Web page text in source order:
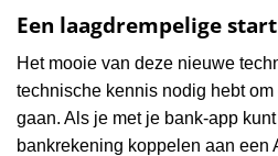
Een laagdrempelige start
Het mooie van deze nieuwe
technische kennis nodig hebt
gaan. Als je met je bank-app
bankrekening koppelen aan een